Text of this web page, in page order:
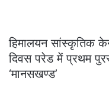
हिमालयन सांस्कृतिक
दिवस परेड में प्रथम
‘मानसखण्ड’